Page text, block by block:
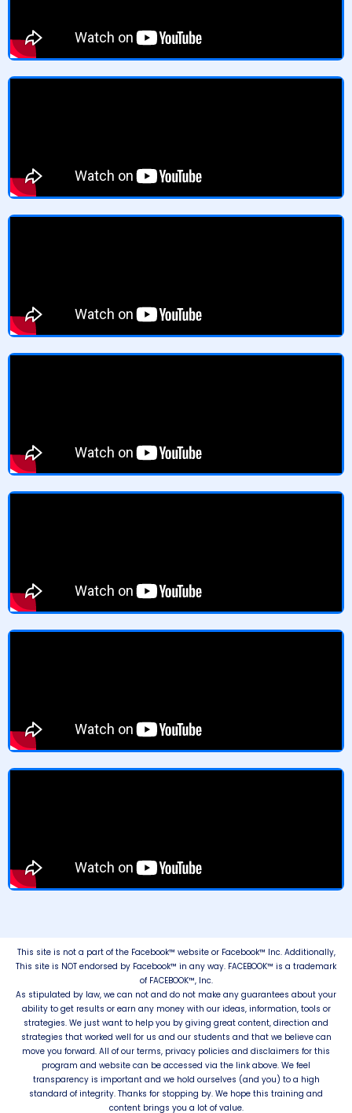
This site is not a part of the Facebook™ website or Facebook™ Inc. Additionally,
This site is NOT endorsed by Facebook™ in any way. FACEBOOK™ is a trademark
of FACEBOOK™, Inc.
As stipulated by law, we can not and do not make any guarantees about your
ability to get results or earn any money with our ideas, information, tools or
strategies. We just want to help you by giving great content, direction and
strategies that worked well for us and our students and that we believe can
move you forward. All of our terms, privacy policies and disclaimers for this
program and website can be accessed via the link above. We feel
transparency is important and we hold ourselves (and you) to a high
standard of integrity. Thanks for stopping by. We hope this training and
content brings you a lot of value.